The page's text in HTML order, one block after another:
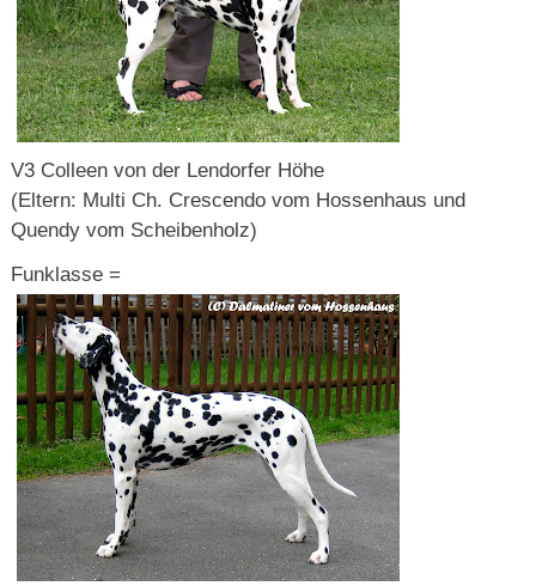
V3 Colleen von der Lendorfer Höhe
(Eltern: Multi Ch. Crescendo vom Hossenhaus und
Quendy vom Scheibenholz)
Funklasse =